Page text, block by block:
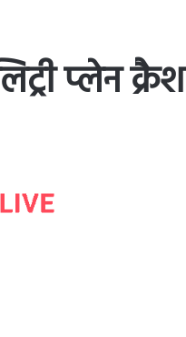
प्लेन क्रैश